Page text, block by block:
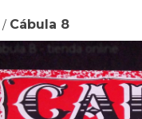
/ Cábula 8